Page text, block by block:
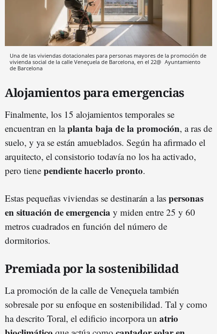
Una de las viviendas dotacionales para personas mayores de la promoción de
vivienda social de la calle Veneçuela de Barcelona, en el 22@ Ayuntamiento
de Barcelona
Alojamientos para emergencias
Finalmente, los 15 alojamientos temporales se
encuentran en laplanta baja de la promoción, a ras de
suelo, y ya se están amueblados. Según ha afirmado el
arquitecto, el consistorio todavía no los ha activado,
pero tiene pendiente hacerlo pronto.
Estas pequeñas viviendas se destinarán a las personas
en situación de emergencia y miden entre 25 y 60
metros cuadrados en función del número de
dormitorios.
Premiada por la sostenibilidad
La promoción de la calle de Veneçuela también
sobresale por su enfoque en sostenibilidad. Tal y como
ha descrito Toral, el edificio incorpora un atrio